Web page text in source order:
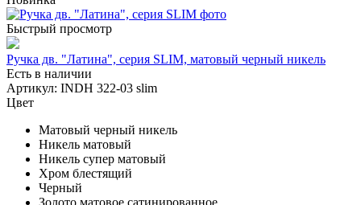
Быстрый просмотр
Ручка дв. "Латина", серия SLIM, матовый черный никель
Есть в наличии
Артикул: INDH 322-03 slim
Цвет
Матовый черный никель
Никель матовый
Никель супер матовый
Хром блестящий
Черный
Золото матовое сатинированное